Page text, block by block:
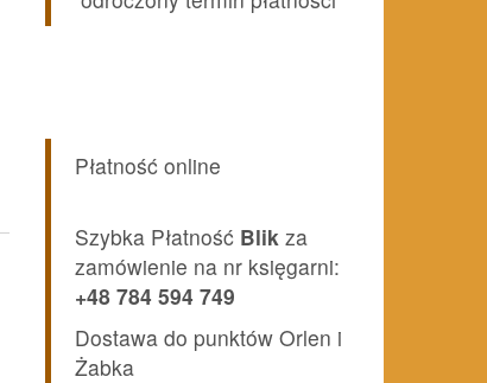
Płatność online
Szybka Płatność Blik za
zamówienie na nr księgarni:
+48 784 594 749
Dostawa do punktów Orlen i
Żabka